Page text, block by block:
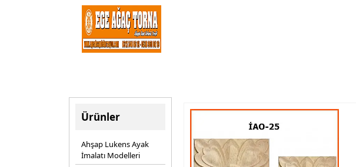
Ürünler
Ahşap Lukens Ayak
İmalatı Modelleri